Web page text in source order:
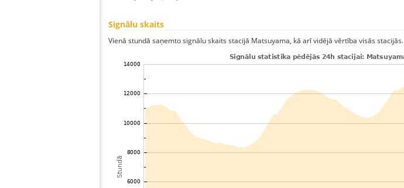
Signālu skaits
Vienā stundā saņemto signālu skaits stacijā Matsuyama, kā arī vidējā vērtība visās stacijās.